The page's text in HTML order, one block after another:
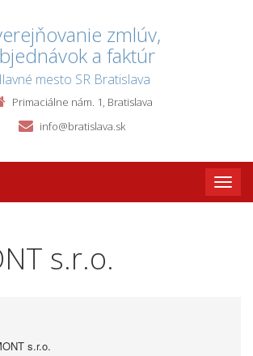
zmlúv,
a faktúr
mesto SR Bratislava
Primaciálne nám. 1, Bratislava
info@bratislava.sk
Toggle
s.r.o.
s.r.o.